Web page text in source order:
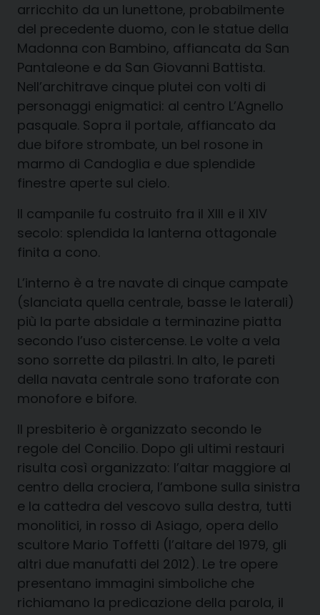
arricchito da un lunettone, probabilmente
del precedente duomo, con le statue della
Madonna con Bambino, affiancata da San
Pantaleone e da San Giovanni Battista.
Nell’architrave cinque plutei con volti di
personaggi enigmatici: al centro L’Agnello
pasquale. Sopra il portale, affiancato da
due bifore strombate, un bel rosone in
marmo di Candoglia e due splendide
finestre aperte sul cielo.
Il campanile fu costruito fra il XIII e il XIV
secolo: splendida la lanterna ottagonale
finita a cono.
L’interno è a tre navate di cinque campate
(slanciata quella centrale, basse le laterali)
più la parte absidale a terminazine piatta
secondo l’uso cistercense. Le volte a vela
sono sorrette da pilastri. In alto, le pareti
della navata centrale sono traforate con
monofore e bifore.
Il presbiterio è organizzato secondo le
regole del Concilio. Dopo gli ultimi restauri
risulta così organizzato: l’altar maggiore al
centro della crociera, l’ambone sulla sinistra
e la cattedra del vescovo sulla destra, tutti
monolitici, in rosso di Asiago, opera dello
scultore Mario Toffetti (l’altare del 1979, gli
altri due manufatti del 2012). Le tre opere
presentano immagini simboliche che
richiamano la predicazione della parola, il